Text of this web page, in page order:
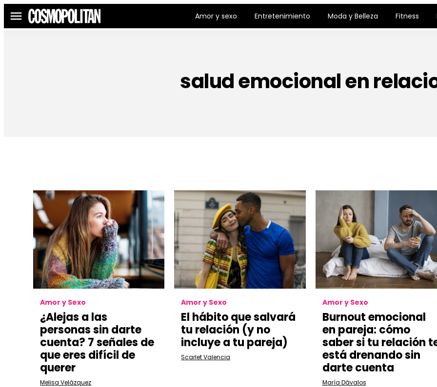
Menú Amor y sexo Entretenimiento Moda y Belleza Fitness
salud emocional en
Amor y Sexo
¿Alejas a las
personas sin darte
cuenta? 7 señales de
que eres difícil de
querer
Melisa Velázquez
Amor y Sexo
El hábito que salvará
tu relación (y no
incluye a tu pareja)
Scarlet Valencia
Amor y Sexo
Burnout emocional
en pareja: cómo
saber si tu relación
está drenando sin
darte cuenta
María Dávalos